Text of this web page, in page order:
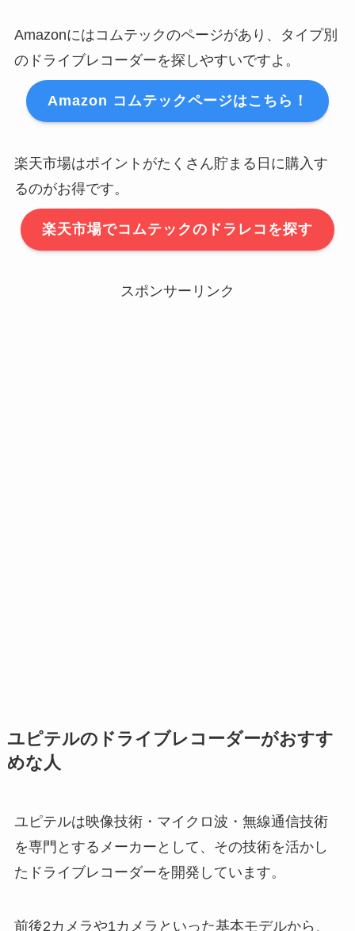
Amazonにはコムテックのページがあり、タイプ別
のドライブレコーダーを探しやすいですよ。
Amazon コムテックページはこちら！
楽天市場はポイントがたくさん貯まる日に購入す
るのがお得です。
楽天市場でコムテックのドラレコを探す
スポンサーリンク
ユピテルのドライブレコーダーがおすす
めな人
ユピテルは映像技術・マイクロ波・無線通信技術
を専門とするメーカーとして、その技術を活かし
たドライブレコーダーを開発しています。
前後2カメラや1カメラといった基本モデルから、